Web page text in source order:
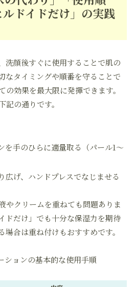
ドイドだけ」の実践
洗顔後すぐに使用することで肌の
なタイミングや順番を守ることで
の効果を最大限に発揮できます。
の通りです。
を手のひらに適量取る（パール1～
広げ、ハンドプレスでなじませる
やクリームを重ねても問題ありま
ドだけ」でも十分な保湿力を期待
合は重ね付けもおすすめです。
ションの基本的な使用手順